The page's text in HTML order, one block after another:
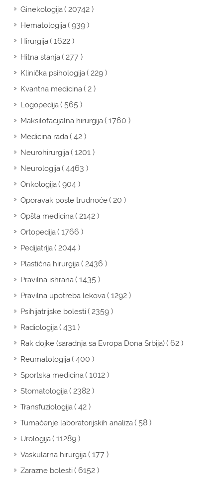
Ginekologija( 20742 )
Hematologija( 939 )
Hirurgija( 1622 )
Hitna stanja( 277 )
Klinička psihologija( 229 )
Kvantna medicina( 2 )
Logopedija( 565 )
Maksilofacijalna hirurgija( 1760 )
Medicina rada( 42 )
Neurohirurgija( 1201 )
Neurologija( 4463 )
Onkologija( 904 )
Oporavak posle trudnoće( 20 )
Opšta medicina( 2142 )
Ortopedija( 1766 )
Pedijatrija( 2044 )
Plastična hirurgija( 2436 )
Pravilna ishrana( 1435 )
Pravilna upotreba lekova( 1292 )
Psihijatrijske bolesti( 2359 )
Radiologija( 431 )
Rak dojke (saradnja sa Evropa Dona Srbija)( 62 )
Reumatologija( 400 )
Sportska medicina( 1012 )
Stomatologija( 2382 )
Transfuziologija( 42 )
Tumačenje laboratorijskih analiza( 58 )
Urologija( 11289 )
Vaskularna hirurgija( 177 )
Zarazne bolesti( 6152 )